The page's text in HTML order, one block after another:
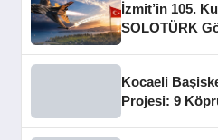
İzmit’in 105.
SOLOTÜRK
Kocaeli
Projesi: 9